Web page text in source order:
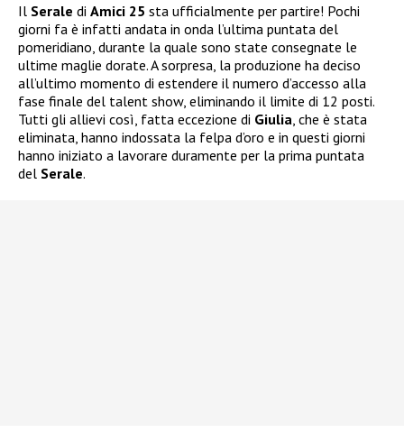
Il Serale di Amici 25 sta ufficialmente per partire! Pochi
giorni fa è infatti andata in onda l’ultima puntata del
pomeridiano, durante la quale sono state consegnate le
ultime maglie dorate. A sorpresa, la produzione ha deciso
all’ultimo momento di estendere il numero d’accesso alla
fase finale del talent show, eliminando il limite di 12 posti.
Tutti gli allievi così, fatta eccezione di Giulia , che è stata
eliminata, hanno indossata la felpa d’oro e in questi giorni
hanno iniziato a lavorare duramente per la prima puntata
del Serale.